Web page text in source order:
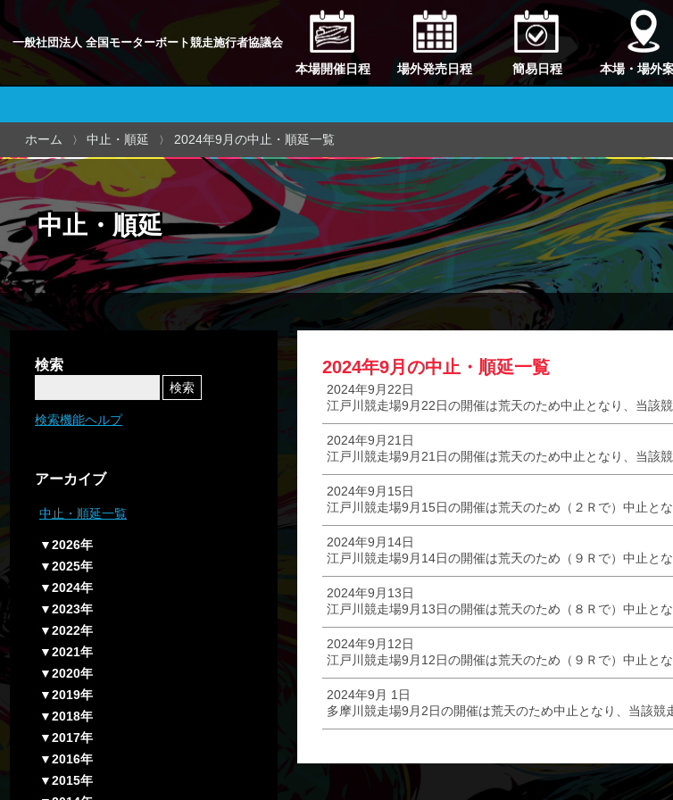
一般社団法人 全国モーターボート競走施行者協議会
本場開催日程 場外発売日程 簡易日程 本場・場外
中止・順延
ホーム 中止・順延 2024年9月の中止・順延一覧
検索
検索機能ヘルプ
アーカイブ
中止・順延一覧
▼2026年
▼2025年
▼2024年
▼2023年
▼2022年
▼2021年
▼2020年
▼2019年
▼2018年
▼2017年
▼2016年
▼2015年
2024年9月の中止・順延一覧
2024年9月22日
江戸川競走場9月22日の開催は荒天のため中止となり、当該
2024年9月21日
江戸川競走場9月21日の開催は荒天のため中止となり、当該
2024年9月15日
江戸川競走場9月15日の開催は荒天のため（２Ｒで）中止と
2024年9月14日
江戸川競走場9月14日の開催は荒天のため（９Ｒで）中止とな
2024年9月13日
江戸川競走場9月13日の開催は荒天のため（８Ｒで）中止とな
2024年9月12日
江戸川競走場9月12日の開催は荒天のため（９Ｒで）中止とな
2024年9月 1日
多摩川競走場9月2日の開催は荒天のため中止となり、当該競